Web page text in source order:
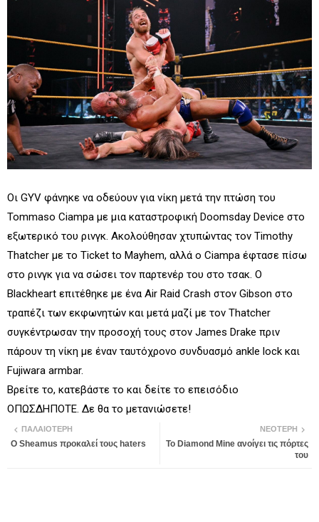
Οι GYV φάνηκε να οδεύουν για νίκη μετά την πτώση του
Tommaso Ciampa με μια καταστροφική Doomsday Device στο
εξωτερικό του ρινγκ. Ακολούθησαν χτυπώντας τον Timothy
Thatcher με το Ticket to Mayhem, αλλά ο Ciampa έφτασε πίσω
στο ρινγκ για να σώσει τον παρτενέρ του στο τσακ. Ο
Blackheart επιτέθηκε με ένα Air Raid Crash στον Gibson στο
τραπέζι των εκφωνητών και μετά μαζί με τον Thatcher
συγκέντρωσαν την προσοχή τους στον James Drake πριν
πάρουν τη νίκη με έναν ταυτόχρονο συνδυασμό ankle lock και
Fujiwara armbar.
Βρείτε το, κατεβάστε το και δείτε το επεισόδιο
ΟΠΩΣΔΗΠΟΤΕ. Δε θα το μετανιώσετε!
ΝΕΌΤΕΡΗ
Το Diamond Mine ανοίγει τις πόρτες
του
ΠΑΛΑΙΌΤΕΡΗ
Ο Sheamus προκαλεί τους haters